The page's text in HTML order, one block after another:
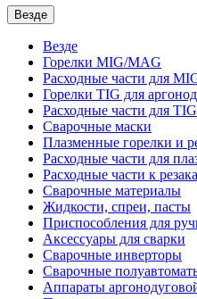
Везде
Везде
Горелки MIG/MAG
Расходные части для
Горелки TIG для
Расходные части для TIG
Сварочные маски
Плазменные горелки и
Расходные части для
Расходные части к
Сварочные материалы
Жидкости, спреи, пасты
Приспособления для
Аксессуары для сварки
Сварочные инверторы
Сварочные
Аппараты